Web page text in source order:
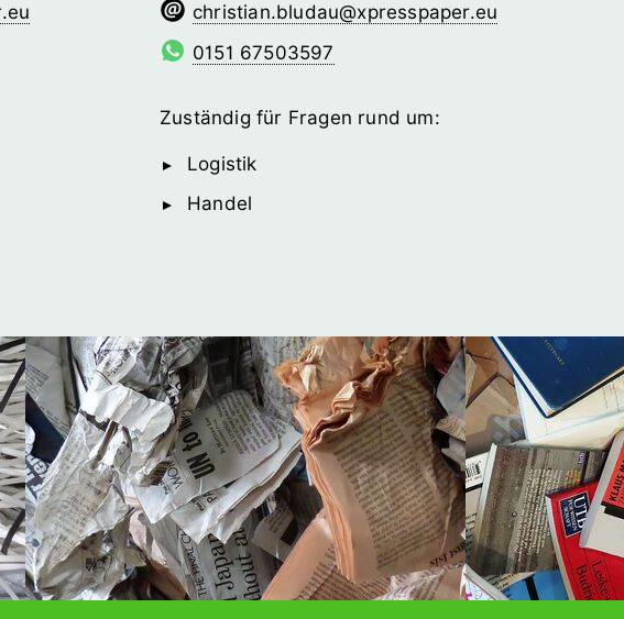
uadulb.naitsirhc@­xpresspaper.eu
0151 67503597
Zuständig für Fragen rund um:
Logistik
Handel